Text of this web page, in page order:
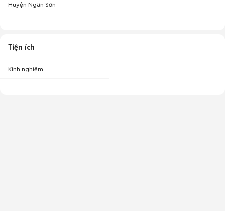
Huyện Ngân Sơn
Tiện ích
Kinh nghiệm